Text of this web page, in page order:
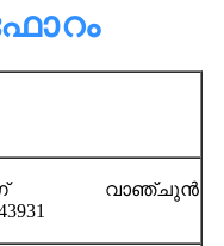
വാഞ്ചുൻ